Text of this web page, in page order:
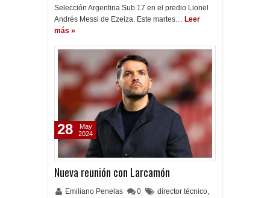
Selección Argentina Sub 17 en el predio Lionel
Andrés Messi de Ezeiza. Este martes… Leer
más »
Nueva reunión con Larcamón
Emiliano Penelas 0 director técnico,
28
May
2024